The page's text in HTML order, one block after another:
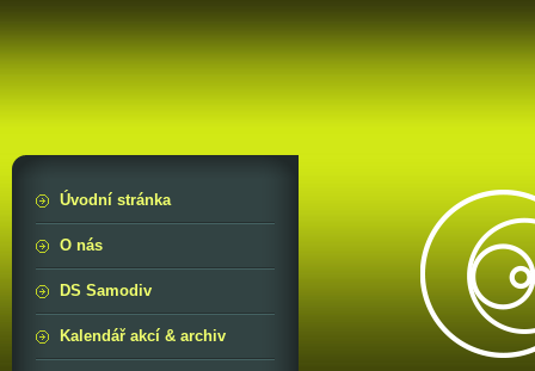
Úvodní stránka
O nás
DS Samodiv
Kalendář akcí & archiv